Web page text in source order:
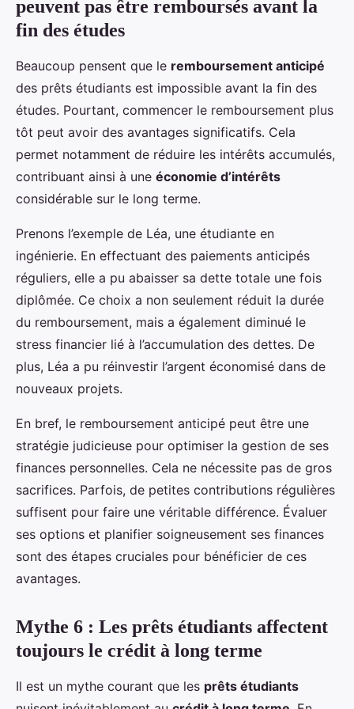
peuvent pas être remboursés avant la
fin des études
Beaucoup pensent que le remboursement anticipé
des prêts étudiants est impossible avant la fin des
études. Pourtant, commencer le remboursement plus
tôt peut avoir des avantages significatifs. Cela
permet notamment de réduire les intérêts accumulés,
contribuant ainsi à une économie d’intérêts
considérable sur le long terme.
Prenons l’exemple de Léa, une étudiante en
ingénierie. En effectuant des paiements anticipés
réguliers, elle a pu abaisser sa dette totale une fois
diplômée. Ce choix a non seulement réduit la durée
du remboursement, mais a également diminué le
stress financier lié à l’accumulation des dettes. De
plus, Léa a pu réinvestir l’argent économisé dans de
nouveaux projets.
En bref, le remboursement anticipé peut être une
stratégie judicieuse pour optimiser la gestion de ses
finances personnelles. Cela ne nécessite pas de gros
sacrifices. Parfois, de petites contributions régulières
suffisent pour faire une véritable différence. Évaluer
ses options et planifier soigneusement ses finances
sont des étapes cruciales pour bénéficier de ces
avantages.
Mythe 6 : Les prêts étudiants affectent
toujours le crédit à long terme
Il est un mythe courant que les prêts étudiants